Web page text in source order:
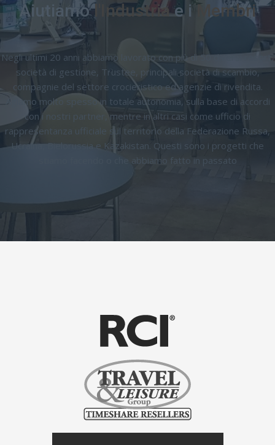
Aiutiamol'Industriae i Membri
Negli ultimi 20 anni abbiamo lavorato con più di 50 diversi resort,
società di gestione, Trustee, principali società di scambio,
compagnie del settore crocieristico ed agenzie di rivendita.
Agiamo molto spesso in totale autonomia, sulla base di accordi
con i nostri partner, mentre in altri casi come ufficio di
rappresentanza ufficiale sul territorio della Federazione Russa,
Ucraina, Bielorussia e Kazakistan. Questi sono i progetti che
stiamo facendo o che abbiamo fatto in passato